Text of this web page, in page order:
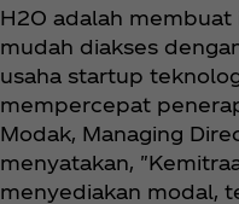
H2O adalah
mudah diakses
usaha startup
mempercepat
Modak, Managing
menyatakan,
menyediakan modal,